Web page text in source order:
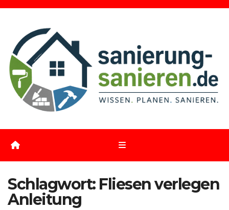
Zum
springen
Schlagwort: Fliesen verlegen
Anleitung